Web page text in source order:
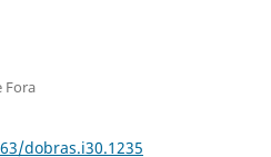
Fora
dobras.i30.1235